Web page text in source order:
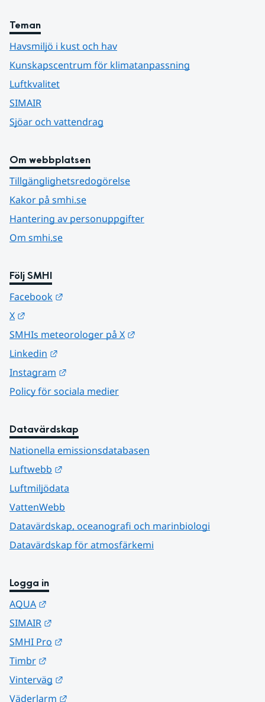
Teman
Havsmiljö i kust och hav
Kunskapscentrum för klimatanpassning
Luftkvalitet
SIMAIR
Sjöar och vattendrag
Om webbplatsen
Tillgänglighetsredogörelse
Kakor på smhi.se
Hantering av personuppgifter
Om smhi.se
Följ SMHI
Facebook
X
SMHIs meteorologer på X
Linkedin
Instagram
Policy för sociala medier
Datavärdskap
Nationella emissionsdatabasen
Luftwebb
Luftmiljödata
VattenWebb
Datavärdskap, oceanografi och marinbiologi
Datavärdskap för atmosfärkemi
Logga in
AQUA
SIMAIR
SMHI Pro
Timbr
Vinterväg
Väderlarm